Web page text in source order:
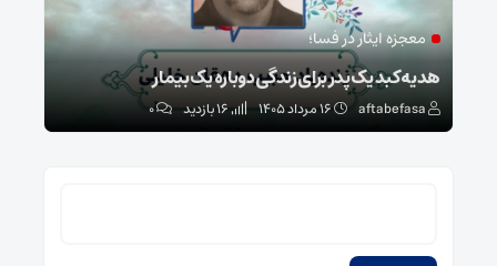
معجزه ایثار در فسا؛
هدیه کبد یک پدر برای زندگی دوباره یک بیمار
aftabefasa ۱۶ مرداد ۱۴۰۵ 16 بازدید ۰